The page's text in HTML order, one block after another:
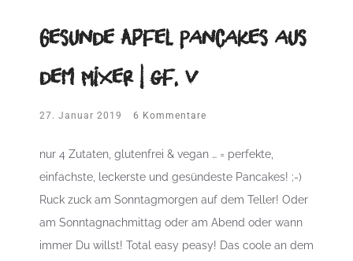
Gesunde Apfel Pancakes aus
dem Mixer | gf, v
27. Januar 2019 6 Kommentare
nur 4 Zutaten, glutenfrei & vegan … = perfekte,
einfachste, leckerste und gesündeste Pancakes! ;-)
Ruck zuck am Sonntagmorgen auf dem Teller! Oder
am Sonntagnachmittag oder am Abend oder wann
immer Du willst! Total easy peasy! Das coole an dem